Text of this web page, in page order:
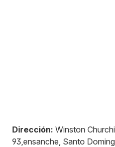
Dirección: Winston
93,ensanche, Santo